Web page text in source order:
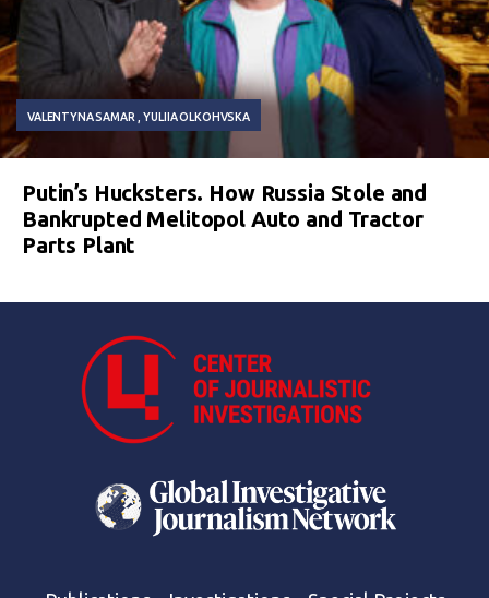
VALENTYNA SAMAR YULIIA OLKOHVSKA
Putin’s Hucksters. How Russia Stole and
Bankrupted Melitopol Auto and Tractor
Parts Plant